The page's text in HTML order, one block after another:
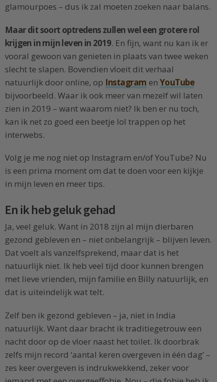
glamourpoes – dus ik zal moeten zoeken naar balans.
Maar dit soort optredens zullen wel een grotere rol
krijgen in mijn leven in 2019. En fijn, want nu kan ik er
vooral gewoon van genieten in plaats van twee weken
slecht te slapen. Bovendien vloeit dit verhaal
natuurlijk door online, op Instagram en YouTube
bijvoorbeeld. Waar ik ook meer van mezelf wil laten
zien in 2019 – want waarom niet? Ik ben er nu toch,
kan ik net zo goed een beetje lol trappen op het
interwebs.
Volg je me nog niet op Instagram en/of YouTube? Nu
is een prima moment om dat te doen voor een kijkje
in mijn leven en meer tips.
En ik heb geluk gehad
Ja, veel geluk. Want in 2018 zijn al mijn dierbaren
gezond gebleven en – niet onbelangrijk – blijven leven.
Dat voelt als vanzelfsprekend, maar dat is het
natuurlijk niet. Ik heb veel tijd door kunnen brengen
met lieve vrienden, mijn familie en Billy natuurlijk, en
dat is uiteindelijk wat telt.
Zelf ben ik gezond gebleven – ja, niet in India
natuurlijk. Want daar bracht ik traditiegetrouw een
nacht door op de vloer naast het toilet. Ik doorbrak
zelfs mijn record ‘aantal keren overgeven in één dag’ –
zes keer overgeven is indrukwekkend, zeker voor